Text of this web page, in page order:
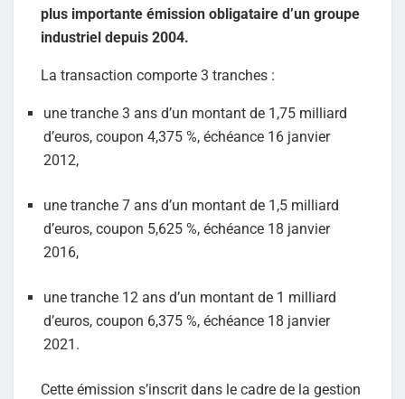
plus importante émission obligataire d’un groupe
industriel depuis 2004.
La transaction comporte 3 tranches :
une tranche 3 ans d’un montant de 1,75 milliard
d’euros, coupon 4,375 %, échéance 16 janvier
2012,
une tranche 7 ans d’un montant de 1,5 milliard
d’euros, coupon 5,625 %, échéance 18 janvier
2016,
une tranche 12 ans d’un montant de 1 milliard
d’euros, coupon 6,375 %, échéance 18 janvier
2021.
Cette émission s’inscrit dans le cadre de la gestion